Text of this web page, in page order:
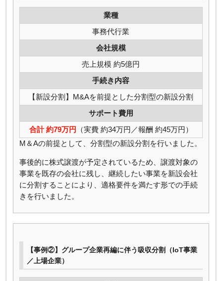
業種
事務代行業
会社規模
売上規模 約5億円
手続き内容
【新設分割】M&Aを前提とした分割型の新設分割
サポート費用
合計 約79万円 （実費 約34万円／報酬 約45万円）
M＆Aの前提として、分割型の新設分割を行いました。
事後的に株式譲渡が予定されているため、譲渡対象の
事業を既存の会社に残し、継続したい事業を新設会社
に分割することにより、適格要件を満たす形での手続
きを行いました。
【事例②】グループ企業再編に伴う吸収分割（IoT事業
／上場企業）